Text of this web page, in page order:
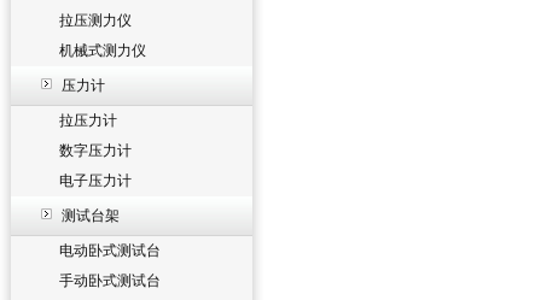
拉压测力仪
机械式测力仪
压力计
拉压力计
数字压力计
电子压力计
测试台架
电动卧式测试台
手动卧式测试台